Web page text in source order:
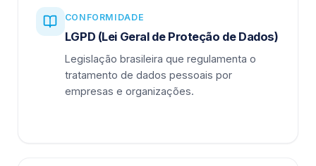
CONFORMIDADE
LGPD (Lei Geral de Proteção de Dados)
Legislação brasileira que regulamenta o
tratamento de dados pessoais por
empresas e organizações.